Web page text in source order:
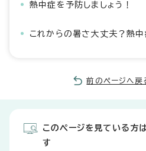
熱中症を予防しましょう！
これからの暑さ大丈夫？熱中
前のページへ戻
このページを見ている方
す